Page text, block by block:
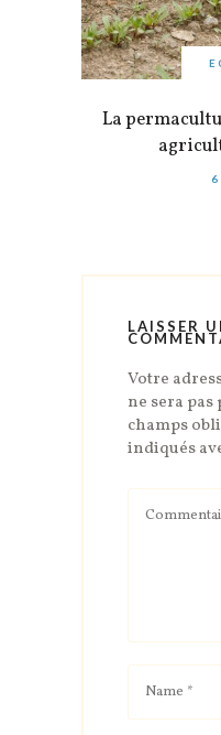
La
6
LAISSER
Votre
ne sera pas
champs
indiqués